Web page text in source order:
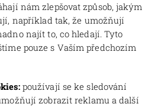
nám zlepšovat způsob, jakým
například tak, že umožňují
najít to, co hledají. Tyto
pouze s Vaším předchozím
používají se ke sledování
zobrazit reklamu a další